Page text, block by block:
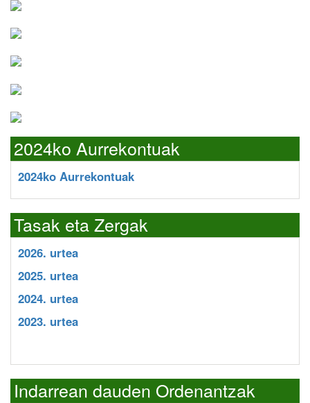
2024ko Aurrekontuak
2024ko Aurrekontuak
Tasak eta Zergak
2026. urtea
2025. urtea
2024. urtea
2023. urtea
Indarrean dauden Ordenantzak